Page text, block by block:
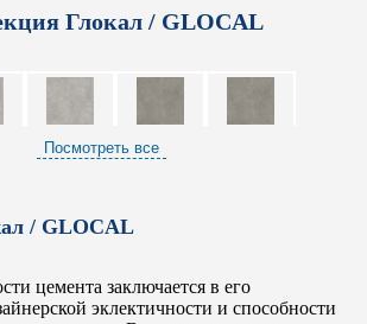
Глокал / GLOCAL
Посмотреть все
/ GLOCAL
цемента заключается в его
эклектичности и способности